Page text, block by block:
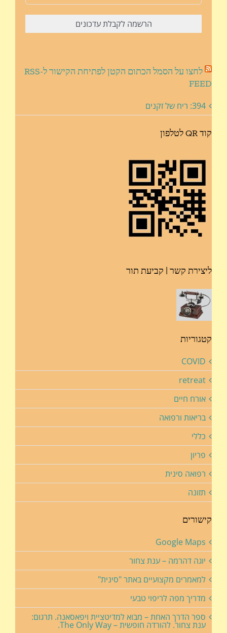
לחצו על הסמל הכתום הקטן לפתיחת הקישור ל-RSS
FEED
394: ריח של זקנים
קוד QR לטלפון
ליצירת קשר | קביעת תור
קטגוריות
COVID
retreat
אורח חיים
בריאות ורפואה
כללי
פריון
רפואה סינית
תזונה
קישורים
Google Maps
יוגה דהרמה – ענת צחור
למאמרים מקצועיים באתר "סינית"
מדריך מפה לריפוי טבעי
ספר הדרך האחת – מבוא למדיטציית ויפאסאנה. תרגום:
ענת צחור. להורדה חופשית – The Only Way.